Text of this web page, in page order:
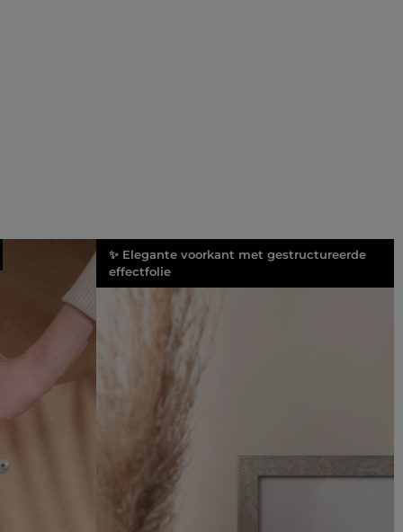
✨ Elegante voorkant met gestructureerde
effectfolie